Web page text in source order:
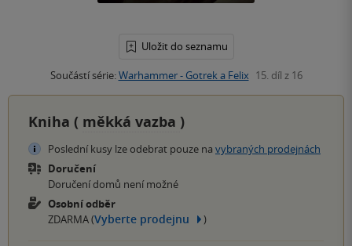
Uložit do seznamu
Součástí série:Warhammer - Gotrek a Felix 15. díl z 16
Kniha ( měkká vazba )
Poslední kusy lze odebrat pouze na vybraných prodejnách
Doručení
Doručení domů není možné
Osobní odběr
ZDARMA (Vyberte prodejnu )